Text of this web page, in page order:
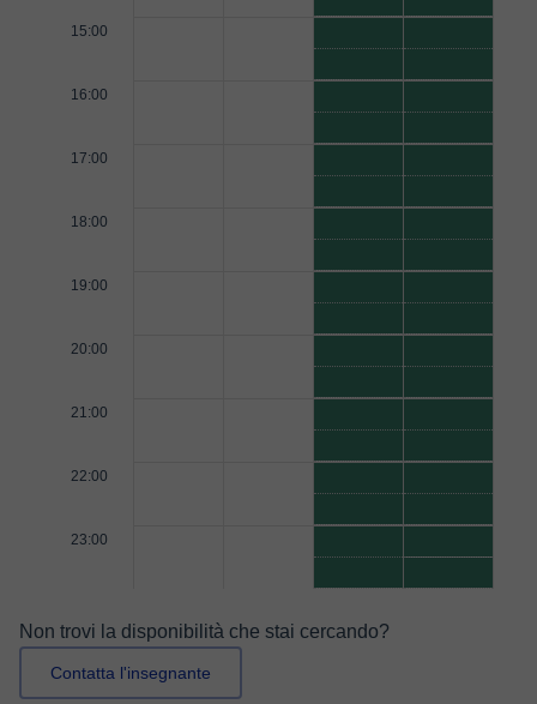
15:00
16:00
17:00
18:00
19:00
20:00
21:00
22:00
23:00
Non trovi la disponibilità che stai cercando?
Contatta l'insegnante